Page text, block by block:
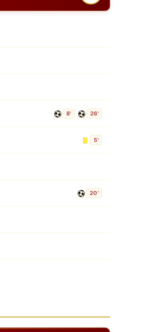
8' 26'
5'
20'